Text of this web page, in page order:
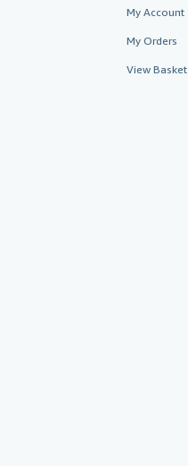
My Account
My Orders
View Basket